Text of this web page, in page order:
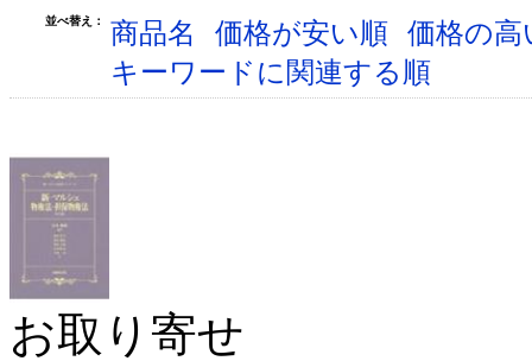
並べ替え： 商品名 価格が安い順 価格の
キーワードに関連する順
お取り寄せ